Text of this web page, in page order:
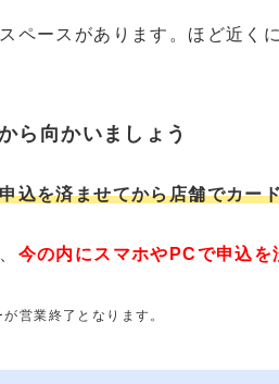
ペースがあります。ほど近く
ら向かいましょう
込を済ませてから店舗でカー
今の内にスマホやPCで申込を
営業終了となります。